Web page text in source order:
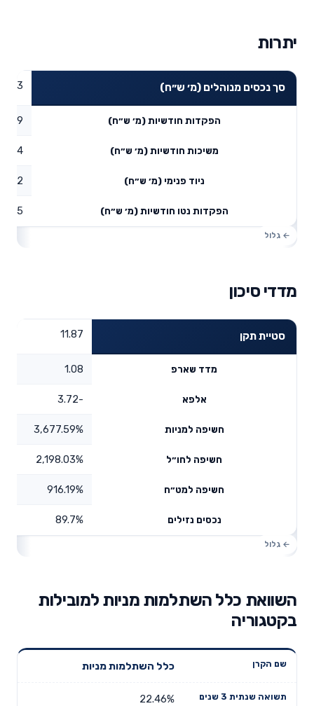
יתרות
סך נכסים מנוהלים (מ׳ ש״ח)
הפקדות חודשיות (מ׳ ש״ח)
משיכות חודשיות (מ׳ ש״ח) 6.34
ניוד פנימי (מ׳ ש״ח)
הפקדות נטו חודשיות (מ׳ ש״ח)
מדדי סיכון
סטיית תקן 11.87
מדד שארפ 1.08
אלפא -3.72
חשיפה למניות 3,677.59%
חשיפה לחו״ל 2,198.03%
חשיפה למט״ח 916.19%
נכסים נזילים 89.7%
השוואת כלל השתלמות מניות למובילות
בקטגוריה
שנים
תשואה
כלל השתלמות מניות
22.46%